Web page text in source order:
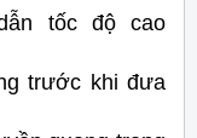
tốc độ cao
trước khi đưa